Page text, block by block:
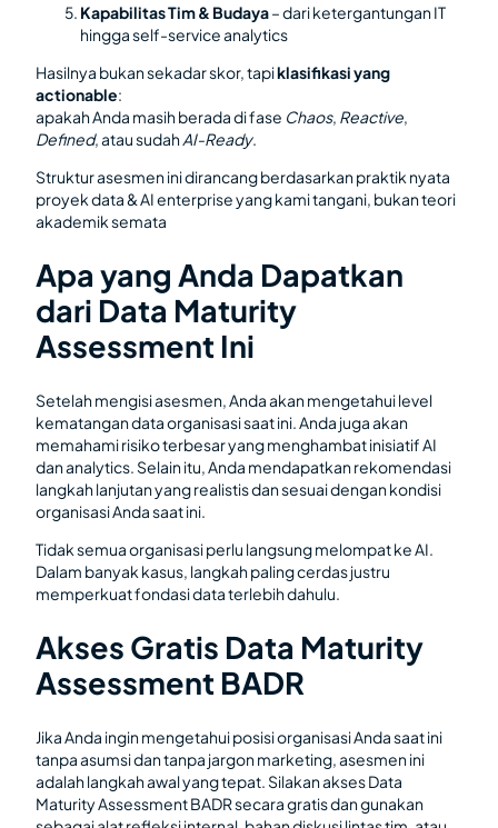
Kapabilitas Tim & Budaya– dari ketergantungan IT
hingga self-service analytics
Hasilnya bukan sekadar skor, tapiklasifikasi yang
actionable:
apakah Anda masih berada di fase Chaos, Reactive,
Defined, atau sudahAI-Ready.
Struktur asesmen ini dirancang berdasarkan praktik nyata
proyek data & AI enterprise yang kami tangani, bukan teori
akademik semata
Apa yang Anda Dapatkan
dari Data Maturity
Assessment Ini
Setelah mengisi asesmen, Anda akan mengetahui level
kematangan data organisasi saat ini. Anda juga akan
memahami risiko terbesar yang menghambat inisiatif AI
dan analytics. Selain itu, Anda mendapatkan rekomendasi
langkah lanjutan yang realistis dan sesuai dengan kondisi
organisasi Anda saat ini.
Tidak semua organisasi perlu langsung melompat ke AI.
Dalam banyak kasus, langkah paling cerdas justru
memperkuat fondasi data terlebih dahulu.
Akses Gratis Data Maturity
Assessment BADR
Jika Anda ingin mengetahui posisi organisasi Anda saat ini
tanpa asumsi dan tanpa jargon marketing, asesmen ini
adalah langkah awal yang tepat. Silakan akses Data
Maturity Assessment BADR secara gratis dan gunakan